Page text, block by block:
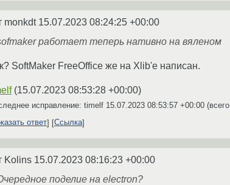
monkdt 15.07.2023 08:24:25 +00:00
работает теперь нативно на вяленом
SoftMaker FreeOffice же на Xlib'е написан.
(15.07.2023 08:53:28 +00:00)
исправление: timelf 15.07.2023 08:53:57 +00:00 (всего
ответ
Ссылка
Kolins 15.07.2023 08:16:23 +00:00
поделие на electron?